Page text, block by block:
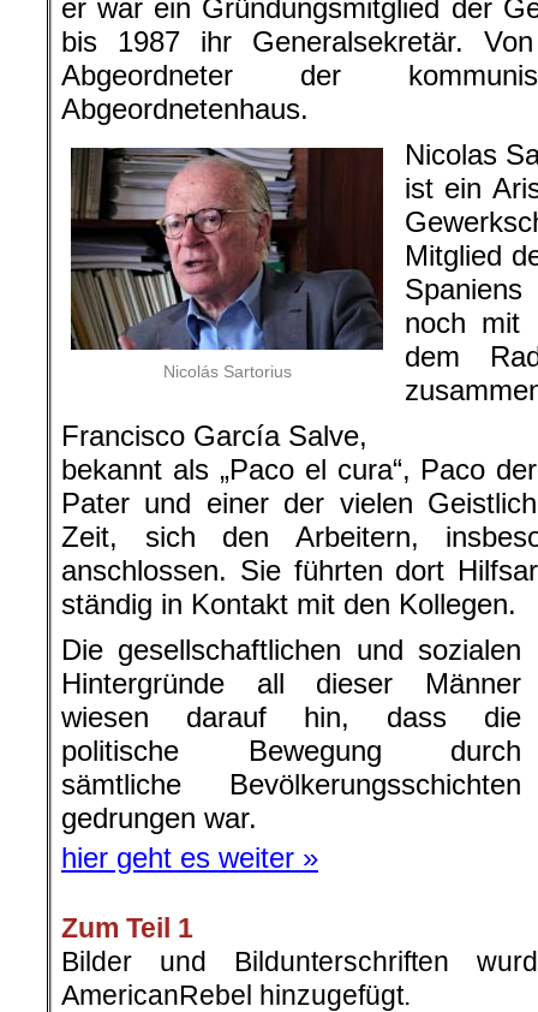
er war ein Gründungsmitglied der
bis 1987 ihr Generalsekretär.
Abgeordneter der
Abgeordnetenhaus.
Nicolás Sartorius
Nicolas
ist ein
Mitglied
noch mit
dem
Francisco García Salve,
bekannt als „Paco el cura“, Paco
Pater und einer der vielen
Zeit, sich den Arbeitern,
anschlossen. Sie führten dort
ständig in Kontakt mit den Kollegen.
Die gesellschaftlichen und sozialen
Hintergründe all dieser Männer
wiesen darauf hin, dass die
politische Bewegung durch
sämtliche Bevölkerungsschichten
gedrungen war.
hier geht es weiter »
Zum Teil 1
Bilder und Bildunterschriften
AmericanRebel hinzugefügt.